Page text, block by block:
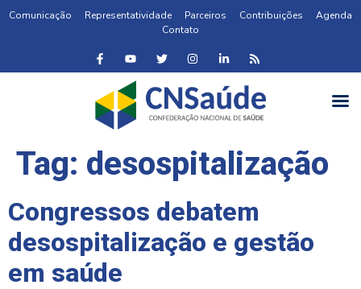
Comunicação Representatividade Parceiros Contribuições
Agenda
Contato
Tag: desospitalização
Congressos debatem
desospitalização e gestão
em saúde